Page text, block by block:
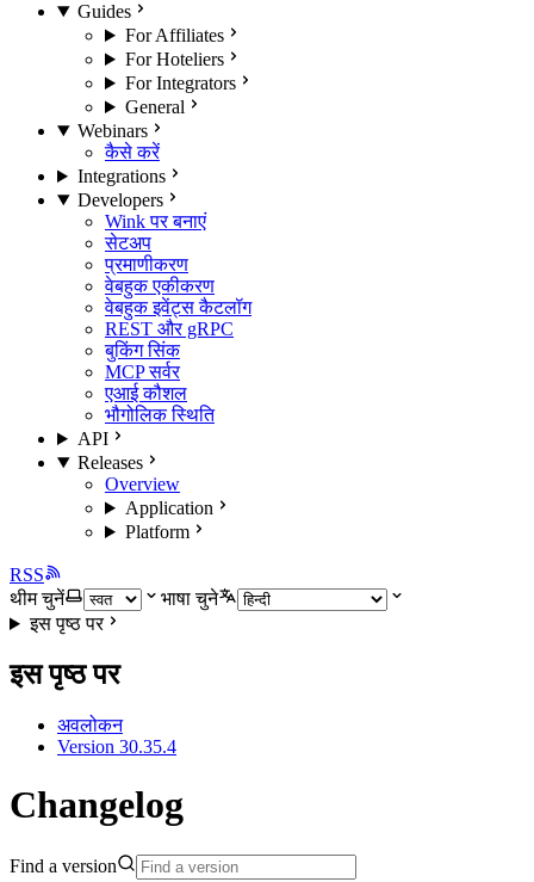
Guides
For Affiliates
For Hoteliers
For Integrators
General
Webinars
कैसे करें
Integrations
Developers
Wink पर बनाएं
सेटअप
प्रमाणीकरण
वेबहुक एकीकरण
वेबहुक इवेंट्स कैटलॉग
REST और gRPC
बुकिंग सिंक
MCP सर्वर
एआई कौशल
भौगोलिक स्थिति
API
Releases
Overview
Application
Platform
RSS
थीम चुनें
भाषा चुने
इस पृष्ठ पर
इस पृष्ठ पर
अवलोकन
Version 30.35.4
Changelog
Find a version